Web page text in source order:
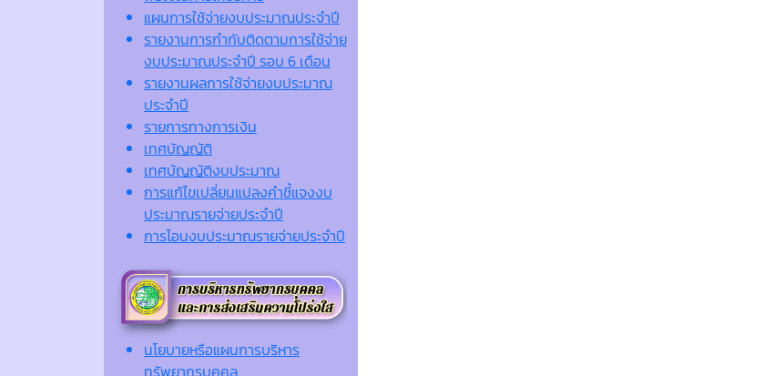
แผนการใช้จ่ายงบประมาณประจำปี
รายงานการกำกับติดตามการใช้จ่าย
งบประมาณประจำปี รอบ 6 เดือน
รายงานผลการใช้จ่ายงบประมาณ
ประจำปี
รายการทางการเงิน
เทศบัญญัติ
เทศบัญญัติงบประมาณ
การแก้ไขเปลี่ยนแปลงคำชี้แจงงบ
ประมาณรายจ่ายประจำปี
การโอนงบประมาณรายจ่ายประจำปี
นโยบายหรือแผนการบริหาร
ทรัพยากรบุคคล